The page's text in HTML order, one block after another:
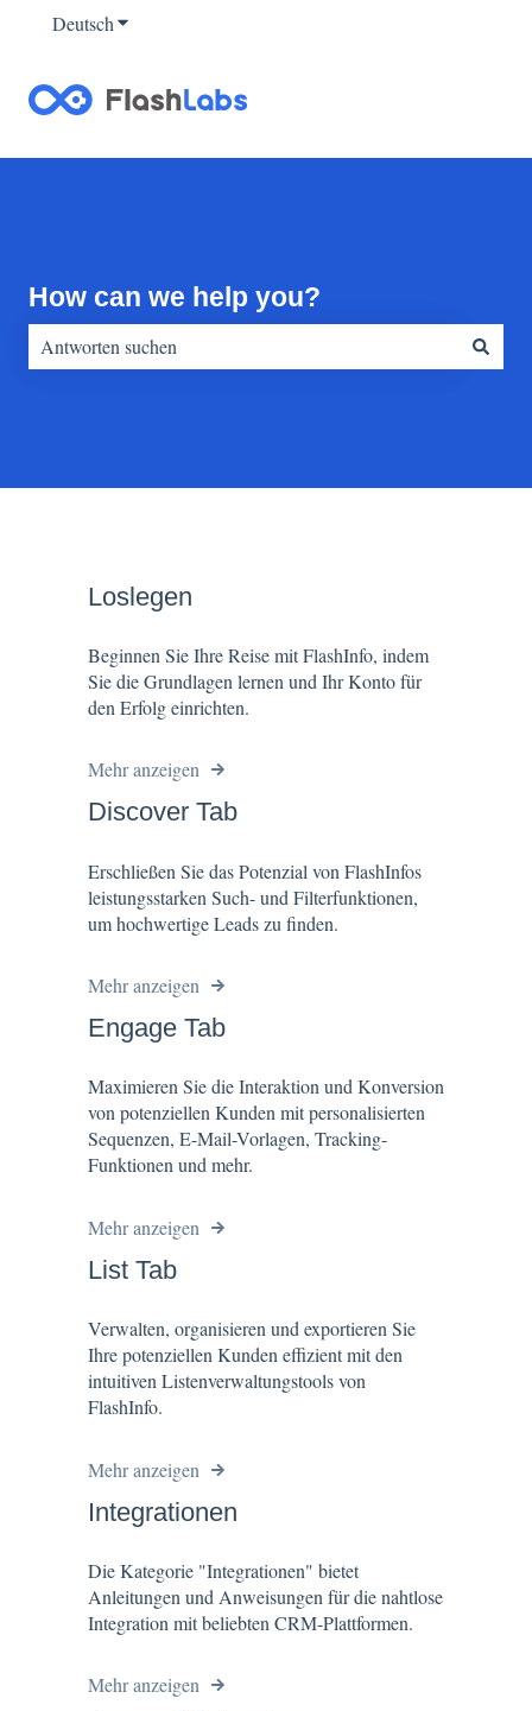
DeutschUntermenü für Übersetzungen anzeigen
How can we help you?
Loslegen
Beginnen Sie Ihre Reise mit FlashInfo, indem
Sie die Grundlagen lernen und Ihr Konto für
den Erfolg einrichten.
Mehr anzeigen
Discover Tab
Erschließen Sie das Potenzial von FlashInfos
leistungsstarken Such- und Filterfunktionen,
um hochwertige Leads zu finden.
Mehr anzeigen
Engage Tab
Maximieren Sie die Interaktion und Konversion
von potenziellen Kunden mit personalisierten
Sequenzen, E-Mail-Vorlagen, Tracking-
Funktionen und mehr.
Mehr anzeigen
List Tab
Verwalten, organisieren und exportieren Sie
Ihre potenziellen Kunden effizient mit den
intuitiven Listenverwaltungstools von
FlashInfo.
Mehr anzeigen
Integrationen
Die Kategorie "Integrationen" bietet
Anleitungen und Anweisungen für die nahtlose
Integration mit beliebten CRM-Plattformen.
Mehr anzeigen